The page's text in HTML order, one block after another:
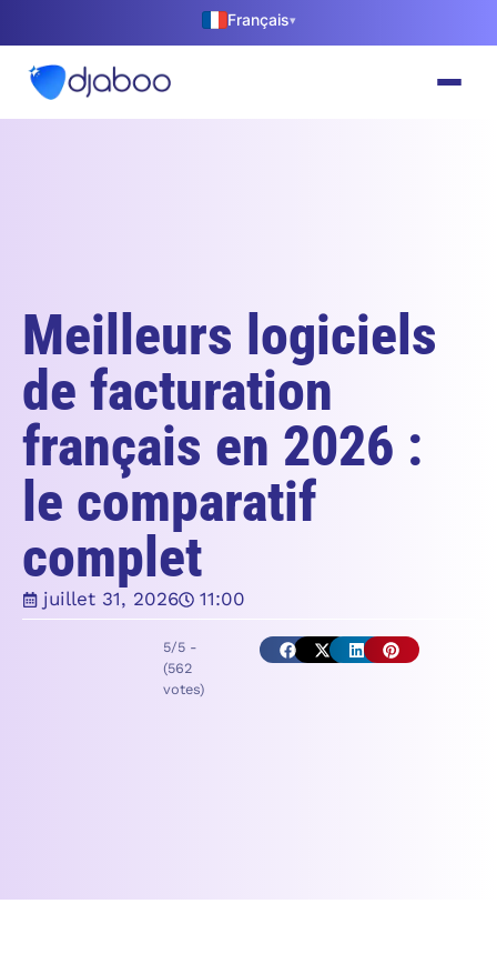
Français▾
Meilleurs logiciels
de facturation
français en 2026 :
le comparatif
complet
juillet 31, 2026 11:00
5/5 -
(562
votes)